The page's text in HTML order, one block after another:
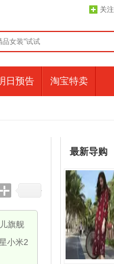
关注
日预告 淘宝特卖
旗舰
小米2
最新导购